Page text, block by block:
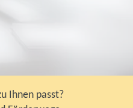
Ihnen passt?